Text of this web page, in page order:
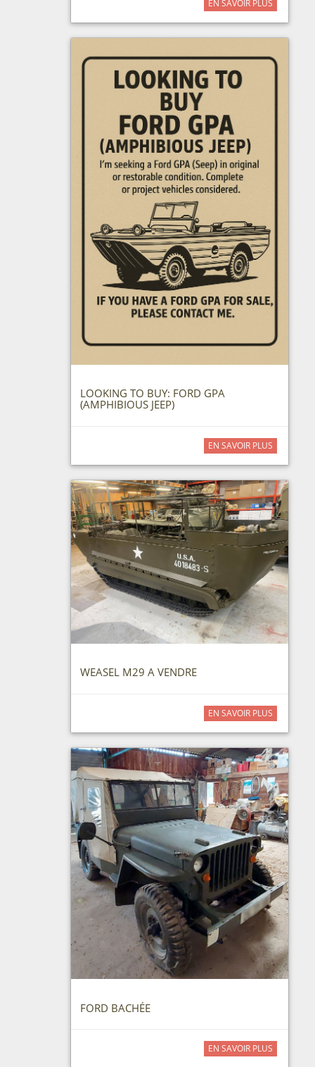
EN SAVOIR PLUS
LOOKING TO BUY: FORD GPA
(AMPHIBIOUS JEEP)
EN SAVOIR PLUS
WEASEL M29 A VENDRE
EN SAVOIR PLUS
FORD BACHÉE
EN SAVOIR PLUS